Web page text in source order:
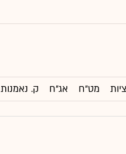
מט"ח אג"ח ק. נאמנות